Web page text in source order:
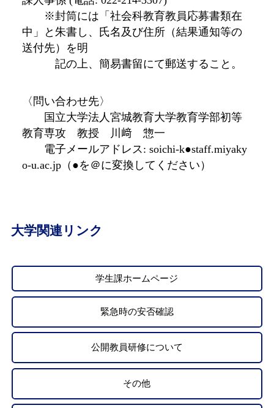
※封筒には「社会科教育教員応募書類在
中」と朱書し、氏名及び住所（結果通知等の
送付先）を明
記の上、簡易書留にて郵送すること。
〈問い合わせ先〉
国立大学法人宮城教育大学教育学部初等
教育専攻 教授 川﨑 惣一
電子メールアドレス: soichi-k●staff.miyaky
o-u.ac.jp（●を＠に変換してください）
大学関連リンク
学生課ホームページ
緊急時の安否確認
公開教員研修について
その他